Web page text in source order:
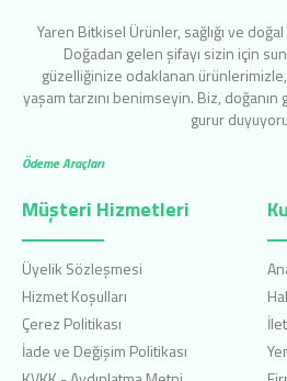
Yaren Bitkisel Ürünler, sağlığı ve
Doğadan gelen şifayı sizin için
güzelliğinize odaklanan
yaşam tarzını benimseyin. Biz,
gurur
Ödeme Araçları
Müşteri Hizmetleri
Üyelik Sözleşmesi
Hizmet Koşulları
Çerez Politikası
İade ve Değişim Politikası